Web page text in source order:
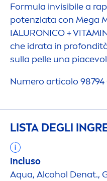
Formula invisibile a
potenziata con Mega
IALURONICO +
che idrata in
sulla pelle una
Numero articolo 98794
LISTA DEGLI
Incluso
Aqua, Alcohol Denat.,